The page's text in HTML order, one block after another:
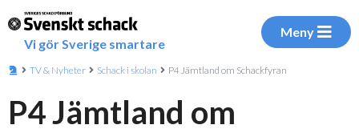
Vi gör Sverige smartare
Meny
TV & Nyheter Schack i skolan P4 Jämtland om Schackfyran
P4 Jämtland om